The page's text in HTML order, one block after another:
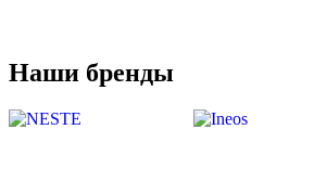
Наши бренды